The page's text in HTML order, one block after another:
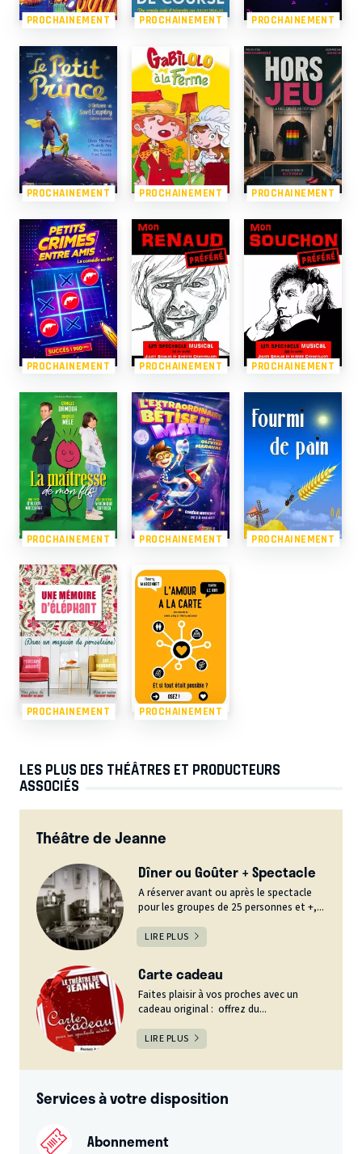
PROCHAINEMENT PROCHAINEMENT PROCHAINEMENT
PROCHAINEMENT PROCHAINEMENT PROCHAINEMENT
PROCHAINEMENT PROCHAINEMENT PROCHAINEMENT
PROCHAINEMENT PROCHAINEMENT PROCHAINEMENT
PROCHAINEMENT PROCHAINEMENT
LES PLUS DES THÉÂTRES ET PRODUCTEURS
ASSOCIÉS
Théâtre de Jeanne
Dîner ou Goûter + Spectacle
A réserver avant ou après le spectacle
pour les groupes de 25 personnes et +,...
LIRE PLUS
Carte cadeau
Faites plaisir à vos proches avec un
cadeau original : offrez du...
LIRE PLUS
Services à votre disposition
Abonnement